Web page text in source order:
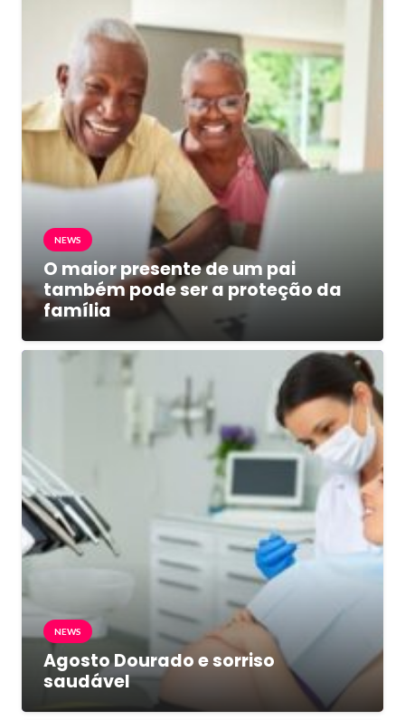
NEWS
O maior presente de um pai
também pode ser a proteção da
família
NEWS
Agosto Dourado e sorriso
saudável